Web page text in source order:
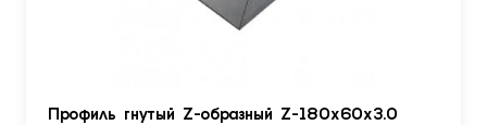
Профиль гнутый Z-образный Z-180х60х3.0